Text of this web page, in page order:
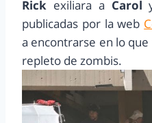
Rick exiliara a Carol
publicadas por la web
a encontrarse en lo
repleto de zombis.